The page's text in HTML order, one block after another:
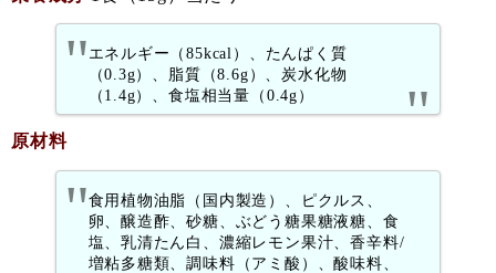
エネルギー（85kcal）、たんぱく質
（0.3g）、脂質（8.6g）、炭水化物
（1.4g）、食塩相当量（0.4g）
原材料
食用植物油脂（国内製造）、ピクルス、
卵、醸造酢、砂糖、ぶどう糖果糖液糖、食
塩、乳清たん白、濃縮レモン果汁、香辛料/
増粘多糖類、調味料（アミ酸）、酸味料、